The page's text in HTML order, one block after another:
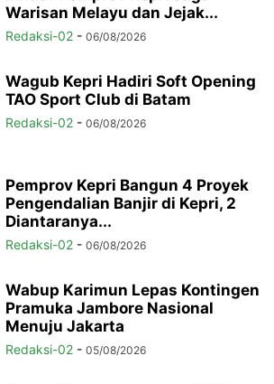
Warisan Melayu dan Jejak...
Redaksi-02 - 06/08/2026
Wagub Kepri Hadiri Soft Opening
TAO Sport Club di Batam
Redaksi-02 - 06/08/2026
Pemprov Kepri Bangun 4 Proyek
Pengendalian Banjir di Kepri, 2
Diantaranya...
Redaksi-02 - 06/08/2026
Wabup Karimun Lepas Kontingen
Pramuka Jambore Nasional
Menuju Jakarta
Redaksi-02 - 05/08/2026